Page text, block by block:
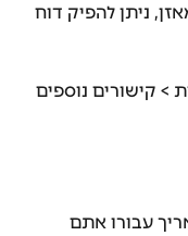
ניתן להפיק דוח
> קישורים נוספים
עבורו אתם